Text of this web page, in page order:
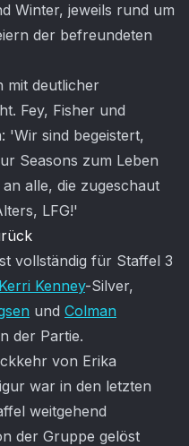
Winter, jeweils rund um
der befreundeten
mit deutlicher
Fey, Fisher und
'Wir sind begeistert,
Seasons zum Leben
alle, die zugeschaut
LFG!'
vollständig für Staffel 3
Kerri Kenney-Silver,
und Colman
der Partie.
von Erika
war in den letzten
weitgehend
der Gruppe gelöst